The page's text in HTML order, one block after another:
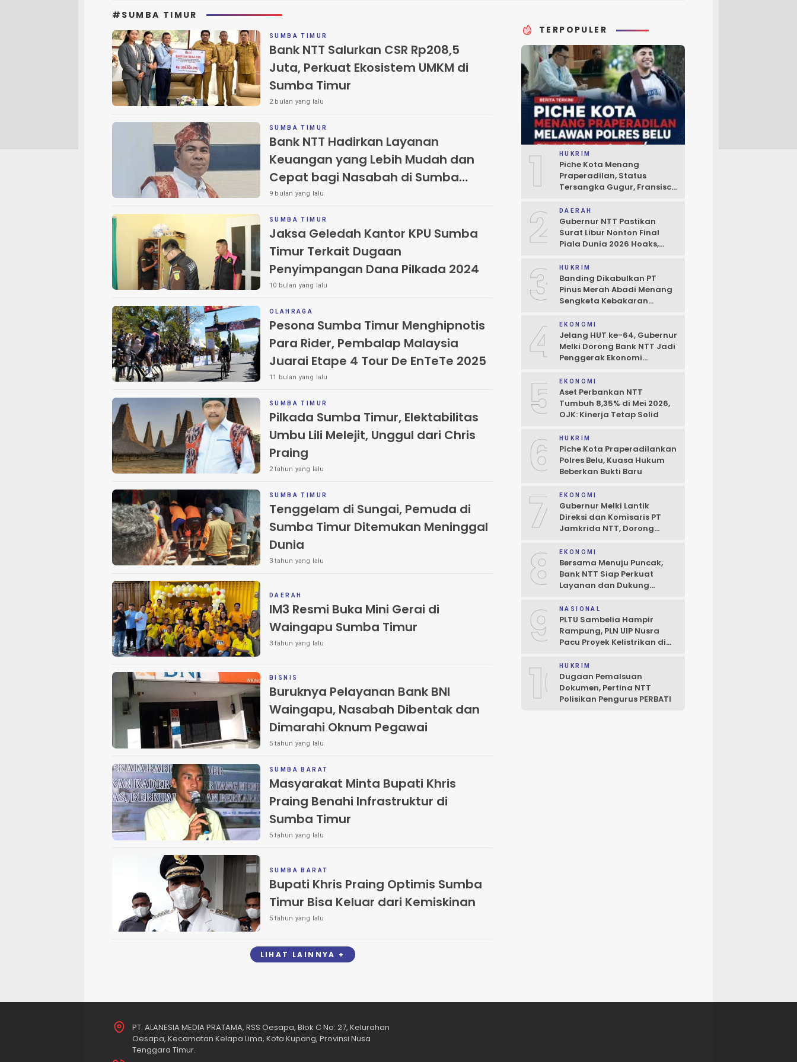
#SUMBA TIMUR
SUMBA TIMUR
Bank NTT Salurkan CSR Rp208,5
Juta, Perkuat Ekosistem UMKM di
Sumba Timur
2 bulan yang lalu
SUMBA TIMUR
Bank NTT Hadirkan Layanan
Keuangan yang Lebih Mudah dan
Cepat bagi Nasabah di Sumba
Timur
9 bulan yang lalu
SUMBA TIMUR
Jaksa Geledah Kantor KPU Sumba
Timur Terkait Dugaan
Penyimpangan Dana Pilkada 2024
10 bulan yang lalu
OLAHRAGA
Pesona Sumba Timur Menghipnotis
Para Rider, Pembalap Malaysia
Juarai Etape 4 Tour De EnTeTe 2025
11 bulan yang lalu
SUMBA TIMUR
Pilkada Sumba Timur, Elektabilitas
Umbu Lili Melejit, Unggul dari Chris
Praing
2 tahun yang lalu
SUMBA TIMUR
Tenggelam di Sungai, Pemuda di
Sumba Timur Ditemukan Meninggal
Dunia
3 tahun yang lalu
DAERAH
IM3 Resmi Buka Mini Gerai di
Waingapu Sumba Timur
3 tahun yang lalu
BISNIS
Buruknya Pelayanan Bank BNI
Waingapu, Nasabah Dibentak dan
Dimarahi Oknum Pegawai
5 tahun yang lalu
SUMBA BARAT
Masyarakat Minta Bupati Khris
Praing Benahi Infrastruktur di
Sumba Timur
5 tahun yang lalu
SUMBA BARAT
Bupati Khris Praing Optimis Sumba
Timur Bisa Keluar dari Kemiskinan
5 tahun yang lalu
LIHAT LAINNYA +
TERPOPULER
1 HUKRIM
Piche Kota Menang
Praperadilan, Status
Tersangka Gugur, Fransisco
Pendukung
2 DAERAH
Gubernur NTT Pastikan
Surat Libur Nonton Final
Piala Dunia 2026 Hoaks,
Boleh Terhambat
3 HUKRIM
Banding Dikabulkan PT
Pinus Merah Abadi Menang
Sengketa Kebakaran
4 EKONOMI
Jelang HUT ke-64, Gubernur
Melki Dorong Bank NTT Jadi
Penggerak Ekonomi
5 EKONOMI
Aset Perbankan NTT
Tumbuh 8,35% di Mei 2026,
OJK: Kinerja Tetap Solid
6 HUKRIM
Piche Kota Praperadilankan
Polres Belu, Kuasa Hukum
Beberkan Bukti Baru
7 EKONOMI
Gubernur Melki Lantik
Direksi dan Komisaris PT
Jamkrida NTT, Dorong
Kredit UMKM
8 EKONOMI
Bersama Menuju Puncak,
Bank NTT Siap Perkuat
Layanan dan Dukung
9 NASIONAL
PLTU Sambelia Hampir
Rampung, PLN UIP Nusra
Pacu Proyek Kelistrikan di
10HUKRIM
Dugaan Pemalsuan
Dokumen, Pertina NTT
Polisikan Pengurus PERBATI
PT. ALANESIA MEDIA PRATAMA, RSS Oesapa, Blok C No: 27, Kelurahan
Oesapa, Kecamatan Kelapa Lima, Kota Kupang, Provinsi Nusa
Tenggara Timur.